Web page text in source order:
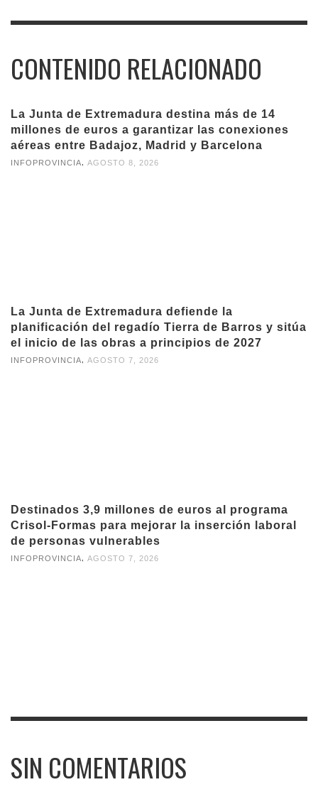
CONTENIDO RELACIONADO
La Junta de Extremadura destina más de 14
millones de euros a garantizar las conexiones
aéreas entre Badajoz, Madrid y Barcelona
INFOPROVINCIA AGOSTO 8, 2026
La Junta de Extremadura defiende la
planificación del regadío Tierra de Barros y sitúa
el inicio de las obras a principios de 2027
INFOPROVINCIA, AGOSTO 7, 2026
Destinados 3,9 millones de euros al programa
Crisol-Formas para mejorar la inserción laboral
de personas vulnerables
INFOPROVINCIA AGOSTO 7, 2026
SIN COMENTARIOS